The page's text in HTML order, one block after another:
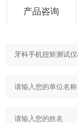
产品咨询